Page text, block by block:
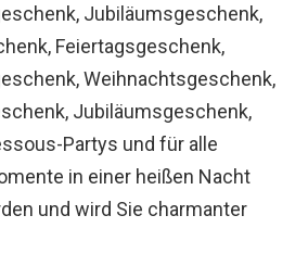
Jubiläumsgeschenk,
Feiertagsgeschenk,
Weihnachtsgeschenk,
Jubiläumsgeschenk,
Partys und für alle
in einer heißen Nacht
und wird Sie charmanter